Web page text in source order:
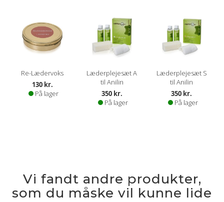
Re-Lædervoks
130 kr.
På lager
Læderplejesæt A
til Anilin
350 kr.
På lager
Læderplejesæt S
til Anilin
350 kr.
På lager
Vi fandt andre produkter,
som du måske vil kunne lide